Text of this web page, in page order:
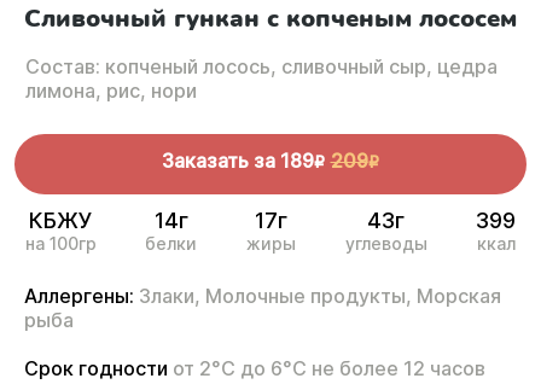
Сливочный гункан с копченым лососем
Состав: копченый лосось, сливочный сыр, цедра
лимона, рис, нори
Заказать за 189R 209R
КБЖУ
на 100гр
14г
белки
17г
жиры
43г
углеводы
399
ккал
Аллергены: Злаки, Молочные продукты, Морская
рыба
Срок годности от 2°С до 6°С не более 12 часов